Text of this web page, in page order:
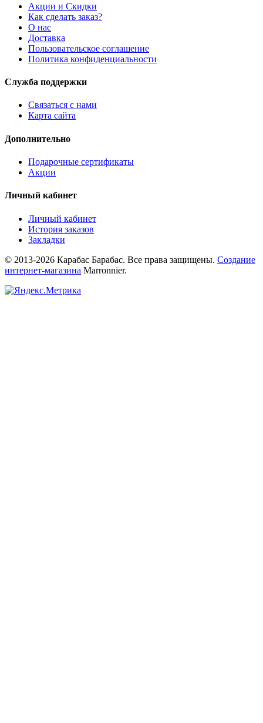
Акции и Скидки
Как сделать заказ?
О нас
Доставка
Пользовательское соглашение
Политика конфиденциальности
Служба поддержки
Связаться с нами
Карта сайта
Дополнительно
Подарочные сертификаты
Акции
Личный кабинет
Личный кабинет
История заказов
Закладки
© 2013-2026 Карабас Барабас. Все права защищены. Создание
интернет-магазина Marronnier.